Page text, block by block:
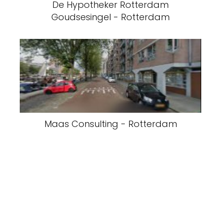
De Hypotheker Rotterdam
Goudsesingel - Rotterdam
Maas Consulting - Rotterdam